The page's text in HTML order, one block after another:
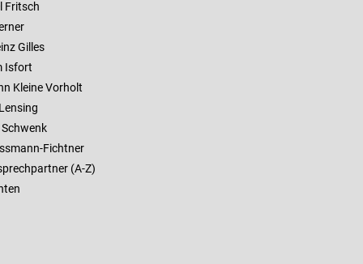
Fritsch
Gilles
Isfort
Kleine Vorholt
Fichtner
(A-Z)